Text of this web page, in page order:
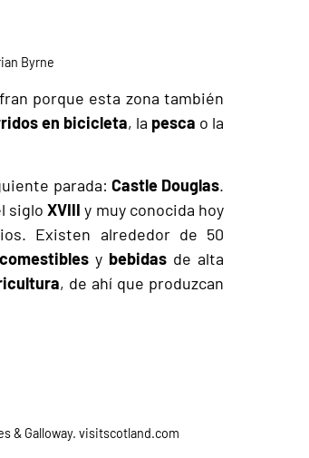
Byrne
porque esta zona también
en bicicleta, la pesca o la
parada: Castle Douglas.
sigloXVIII y muy conocida hoy
Existen alrededor de 50
y bebidas de alta
, de ahí que produzcan
& Galloway. visitscotland.com